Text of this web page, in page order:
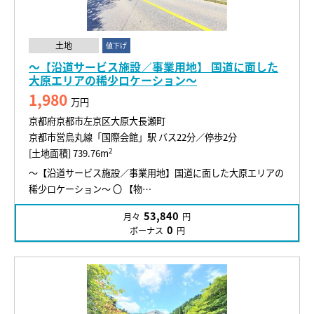
土地 値下げ
～【沿道サービス施設／事業用地】 国道に面した
大原エリアの稀少ロケーション～
1,980 万円
京都府京都市左京区大原大長瀬町
京都市営烏丸線「国際会館」駅 バス22分／停歩2分
[土地面積] 739.76m2
～【沿道サービス施設／事業用地】国道に面した大原エリアの
稀少ロケーション～ 〇 【物…
月々 53,840 円
ボーナス 0 円